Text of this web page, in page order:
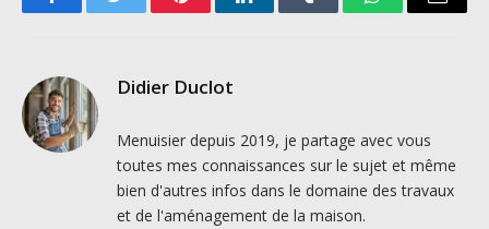
FacebookTwitter PinterestLinkedInTumblr WhatsAppEmail
Didier Duclot
Menuisier depuis 2019, je partage avec vous
toutes mes connaissances sur le sujet et même
bien d'autres infos dans le domaine des travaux
et de l'aménagement de la maison.